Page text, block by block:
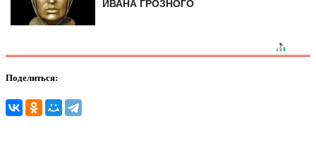
ИВАНА ГРОЗНОГО
Поделиться: